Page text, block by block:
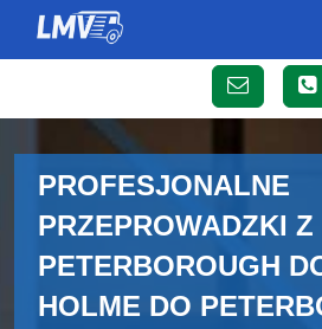
PROFESJONALNE
PRZEPROWADZKI Z
PETERBOROUGH
HOLME DO